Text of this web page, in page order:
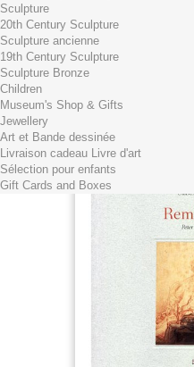
There is 1 item
Total products (tax incl.)
Total shipping TTC
Total (tax incl.)
Continue shopping
Sculpture
20th Century Sculpture
Sculpture ancienne
19th Century Sculpture
Sculpture Bronze
Children
Museum's Shop & Gifts
Jewellery
Art et Bande dessinée
Livraison cadeau Livre d'art
Sélection pour enfants
Gift Cards and Boxes